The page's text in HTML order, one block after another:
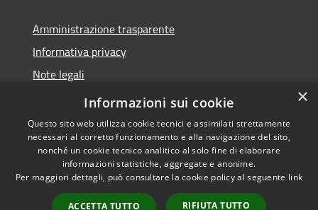
Amministrazione trasparente
Informativa privacy
Note legali
Dichiarazione di accessibilità
Accessibilità
Copyright © 2026 • Comune di
Santo Stefano di Cadore •
Powered byMunicipium
×
Informazioni sui cookie
Questo sito web utilizza cookie tecnici e assimilati strettamente
necessari al corretto funzionamento e alla navigazione del sito,
nonché un cookie tecnico analitico al solo fine di elaborare
informazioni statistiche, aggregate e anonime.
Per maggiori dettagli, può consultare la cookie policy al seguente link
ACCETTA TUTTO RIFIUTA TUTTO